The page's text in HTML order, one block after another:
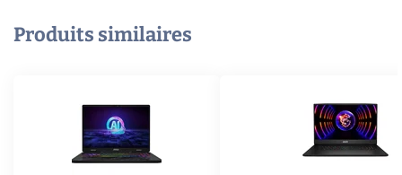
Produits similaires